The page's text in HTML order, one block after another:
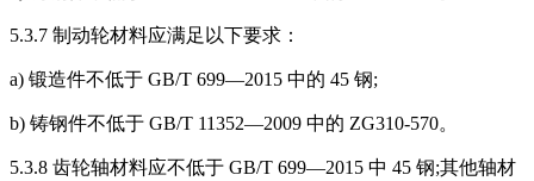
5.3.7 制动轮材料应满足以下要求：
a) 锻造件不低于 GB/T 699—2015 中的 45 钢;
b) 铸钢件不低于 GB/T 11352—2009 中的 ZG310-570。
5.3.8 齿轮轴材料应不低于 GB/T 699—2015 中 45 钢;其他轴材